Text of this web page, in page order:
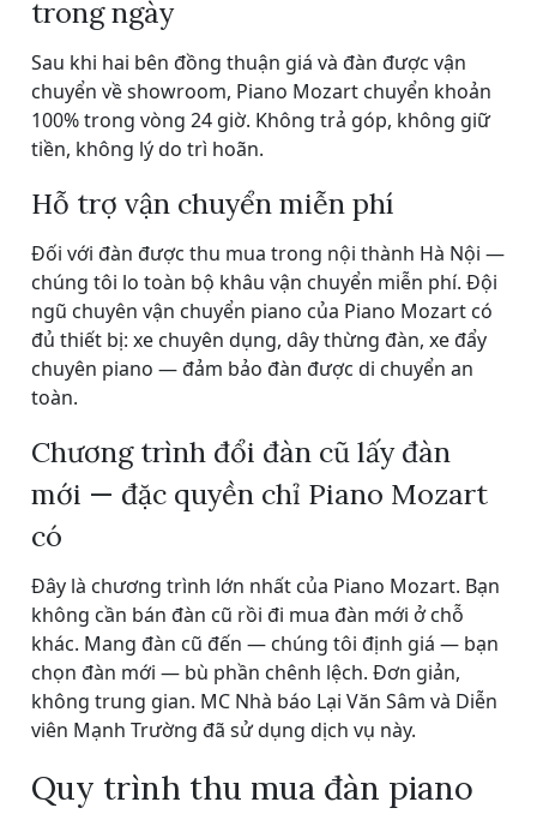
trong ngày
Sau khi hai bên đồng thuận giá và đàn được vận
chuyển về showroom, Piano Mozart chuyển khoản
100% trong vòng 24 giờ. Không trả góp, không giữ
tiền, không lý do trì hoãn.
Hỗ trợ vận chuyển miễn phí
Đối với đàn được thu mua trong nội thành Hà Nội —
chúng tôi lo toàn bộ khâu vận chuyển miễn phí. Đội
ngũ chuyên vận chuyển piano của Piano Mozart có
đủ thiết bị: xe chuyên dụng, dây thừng đàn, xe đẩy
chuyên piano — đảm bảo đàn được di chuyển an
toàn.
Chương trình đổi đàn cũ lấy đàn
mới — đặc quyền chỉ Piano Mozart
có
Đây là chương trình lớn nhất của Piano Mozart. Bạn
không cần bán đàn cũ rồi đi mua đàn mới ở chỗ
khác. Mang đàn cũ đến — chúng tôi định giá — bạn
chọn đàn mới — bù phần chênh lệch. Đơn giản,
không trung gian. MC Nhà báo Lại Văn Sâm và Diễn
viên Mạnh Trường đã sử dụng dịch vụ này.
Quy trình thu mua đàn piano